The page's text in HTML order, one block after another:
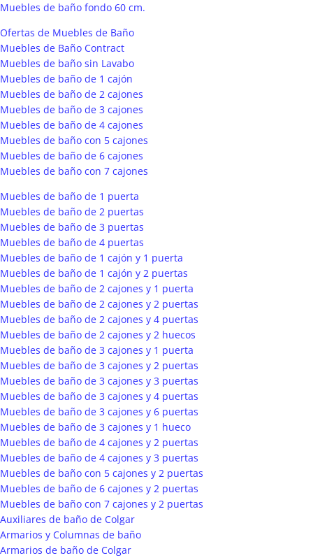
Muebles de baño fondo 60 cm.
Ofertas de Muebles de Baño
Muebles de Baño Contract
Muebles de baño sin Lavabo
Muebles de baño de 1 cajón
Muebles de baño de 2 cajones
Muebles de baño de 3 cajones
Muebles de baño de 4 cajones
Muebles de baño con 5 cajones
Muebles de baño de 6 cajones
Muebles de baño con 7 cajones
Muebles de baño de 1 puerta
Muebles de baño de 2 puertas
Muebles de baño de 3 puertas
Muebles de baño de 4 puertas
Muebles de baño de 1 cajón y 1 puerta
Muebles de baño de 1 cajón y 2 puertas
Muebles de baño de 2 cajones y 1 puerta
Muebles de baño de 2 cajones y 2 puertas
Muebles de baño de 2 cajones y 4 puertas
Muebles de baño de 2 cajones y 2 huecos
Muebles de baño de 3 cajones y 1 puerta
Muebles de baño de 3 cajones y 2 puertas
Muebles de baño de 3 cajones y 3 puertas
Muebles de baño de 3 cajones y 4 puertas
Muebles de baño de 3 cajones y 6 puertas
Muebles de baño de 3 cajones y 1 hueco
Muebles de baño de 4 cajones y 2 puertas
Muebles de baño de 4 cajones y 3 puertas
Muebles de baño con 5 cajones y 2 puertas
Muebles de baño de 6 cajones y 2 puertas
Muebles de baño con 7 cajones y 2 puertas
Auxiliares de baño de Colgar
Armarios y Columnas de baño
Armarios de baño de Colgar